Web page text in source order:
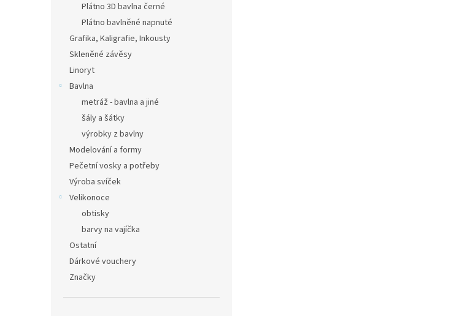
Plátno 3D bavlna černé
Plátno bavlněné napnuté
Grafika, Kaligrafie, Inkousty
Skleněné závěsy
Linoryt
Bavlna
metráž - bavlna a jiné
šály a šátky
výrobky z bavlny
Modelování a formy
Pečetní vosky a potřeby
Výroba svíček
Velikonoce
obtisky
barvy na vajíčka
Ostatní
Dárkové vouchery
Značky